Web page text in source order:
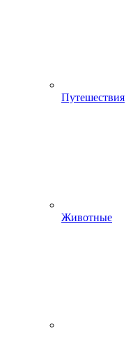
Путешествия
Животные